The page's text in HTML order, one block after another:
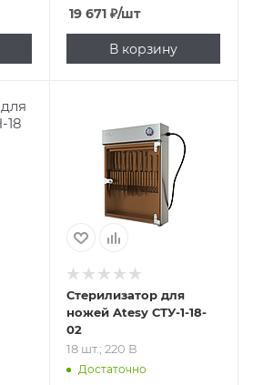
19 671₽/шт
В корзину
18 шт.; 220 В
Стерилизатор для
ножей Atesy СТУ-1-18-
02
18 шт.; 220 В
Достаточно